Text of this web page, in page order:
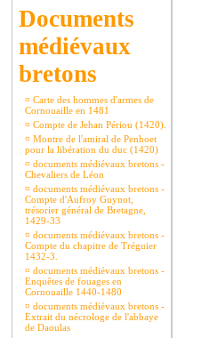
Documents
médiévaux
bretons
¤ Carte des hommes d'armes de
Cornouaille en 1481
¤ Compte de Jehan Périou (1420).
¤ Montre de l'amiral de Penhoet
pour la libération du duc (1420)
¤ documents médiévaux bretons -
Chevaliers de Léon
¤ documents médiévaux bretons -
Compte d'Aufroy Guynot,
trésorier général de Bretagne,
1429-33
¤ documents médiévaux bretons -
Compte du chapitre de Tréguier
1432-3.
¤ documents médiévaux bretons -
Enquêtes de fouages en
Cornouaille 1440-1480
¤ documents médiévaux bretons -
Extrait du nécrologe de l'abbaye
de Daoulas